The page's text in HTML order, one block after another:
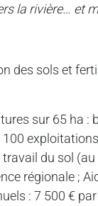
la rivière… et
des sols et
sur 65 ha :
du sol
régionale ;
: 7 500 €